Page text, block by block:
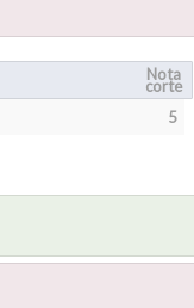
Nota
corte
5